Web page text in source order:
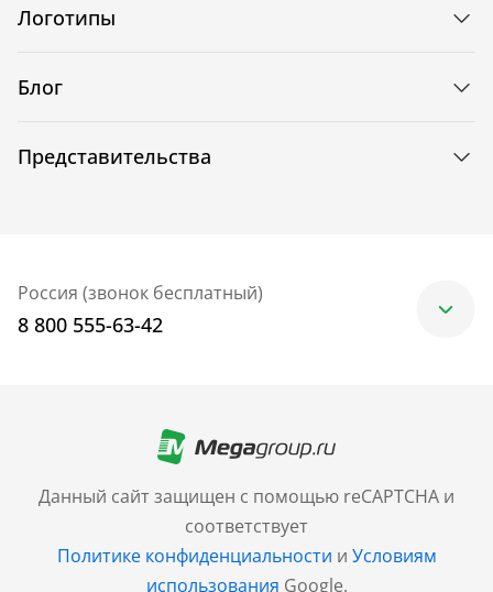
Данный сайт защищен с помощью reCAPTCHA и
соответствует
Политике конфиденциальности и Условиям
использования Google.
Логотипы
Блог
Представительства
Россия (звонок бесплатный)
8 800 555-63-42
+7 (499) 705-30-10
Санкт-Петербург
+7 (812) 600-77-33
Барнаул